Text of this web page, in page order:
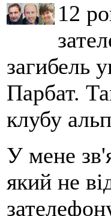
12
загибель
Парбат.
клубу
У мене
який не